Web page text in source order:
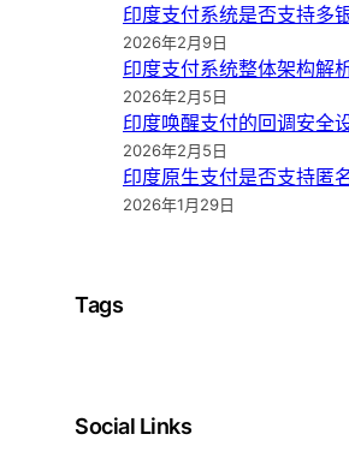
印度支付系统是否支持多
2026年2月9日
印度支付系统整体架构解
2026年2月5日
印度唤醒支付的回调安全
2026年2月5日
印度原生支付是否支持匿
2026年1月29日
Tags
Social Links